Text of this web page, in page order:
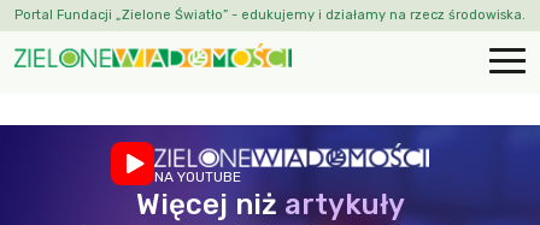
Portal Fundacji „Zielone Światło” - edukujemy i działamy na rzecz środowiska.
NA YOUTUBE
Więcej niż artykuły